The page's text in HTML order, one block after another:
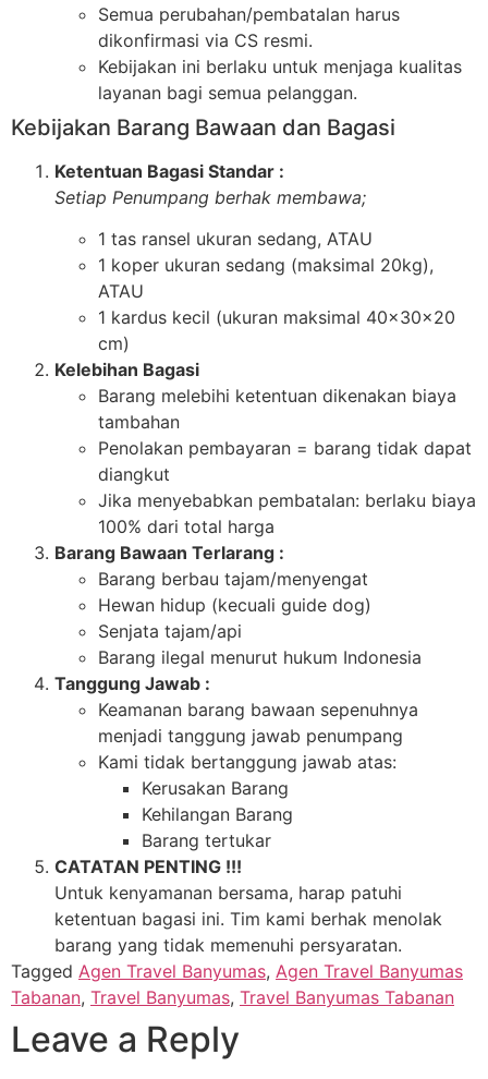
Semua perubahan/pembatalan harus
dikonfirmasi via CS resmi.
Kebijakan ini berlaku untuk menjaga kualitas
layanan bagi semua pelanggan.
Kebijakan Barang Bawaan dan Bagasi
Ketentuan Bagasi Standar :
Setiap Penumpang berhak membawa;
1 tas ransel ukuran sedang, ATAU
1 koper ukuran sedang (maksimal 20kg),
ATAU
1 kardus kecil (ukuran maksimal 40x30x20
cm)
Kelebihan Bagasi
Barang melebihi ketentuan dikenakan biaya
tambahan
Penolakan pembayaran = barang tidak dapat
diangkut
Jika menyebabkan pembatalan: berlaku biaya
100% dari total harga
Barang Bawaan Terlarang :
Barang berbau tajam/menyengat
Hewan hidup (kecuali guide dog)
Senjata tajam/api
Barang ilegal menurut hukum Indonesia
Tanggung Jawab :
Keamanan barang bawaan sepenuhnya
menjadi tanggung jawab penumpang
Kami tidak bertanggung jawab atas:
Kerusakan Barang
Kehilangan Barang
Barang tertukar
CATATAN PENTING !!!
Untuk kenyamanan bersama, harap patuhi
ketentuan bagasi ini. Tim kami berhak menolak
barang yang tidak memenuhi persyaratan.
Tagged Agen Travel Banyumas, Agen Travel Banyumas
Tabanan, Travel Banyumas, Travel Banyumas Tabanan
Leave a Reply